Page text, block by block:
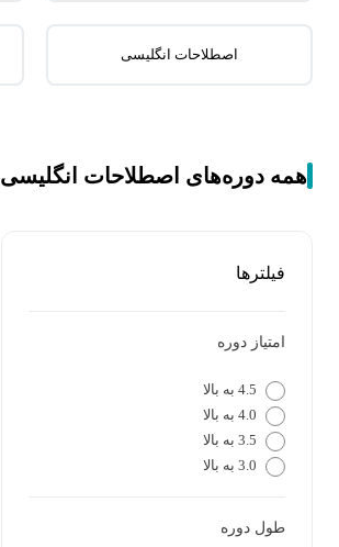
اصطلاحات انگلیسی
همه دوره‌های اصطلاحات انگلیسی
فیلترها
امتیاز دوره
4.5 به بالا
4.0 به بالا
3.5 به بالا
3.0 به بالا
طول دوره